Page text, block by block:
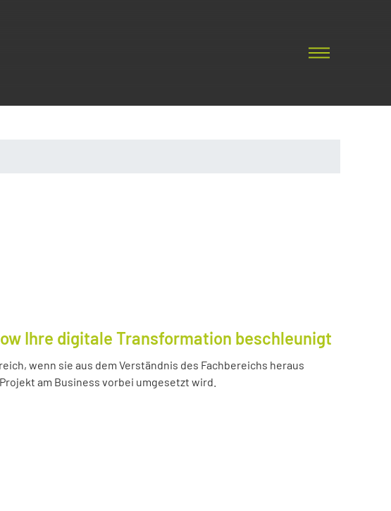
Ihre digitale Transformation beschleunigt
wenn sie aus dem Verständnis des Fachbereichs heraus
am Business vorbei umgesetzt wird.